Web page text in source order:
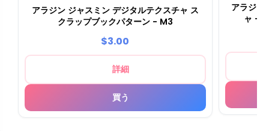
アラジン ジャスミン デジタルテクスチャ ス
クラップブックパターン - M3
$3.00
詳細
買う
アラジン
ャ -